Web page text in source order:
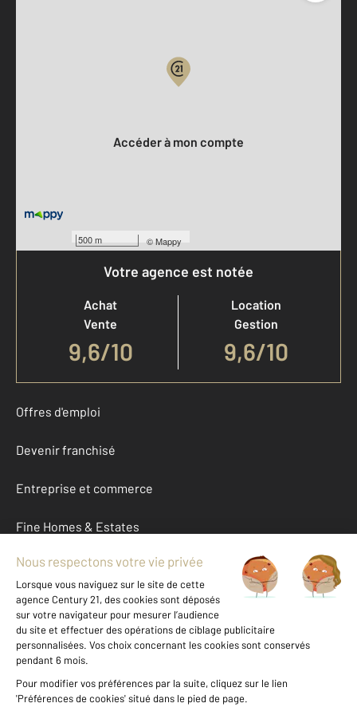
500 m ©Mappy
Accéder à mon compte
Votre agence est notée
Achat
Vente
9,6/10
Location
Gestion
9,6/10
Offres d'emploi
Devenir franchisé
Entreprise et commerce
Fine Homes & Estates
À propos
International
Nous contacter